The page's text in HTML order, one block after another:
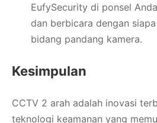
EufySecurity di ponsel
dan berbicara dengan
bidang pandang kamera.
Kesimpulan
CCTV 2 arah adalah inovasi
teknologi keamanan yang